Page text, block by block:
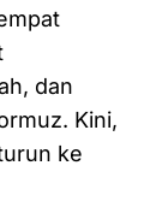
dan
Kini,
ke